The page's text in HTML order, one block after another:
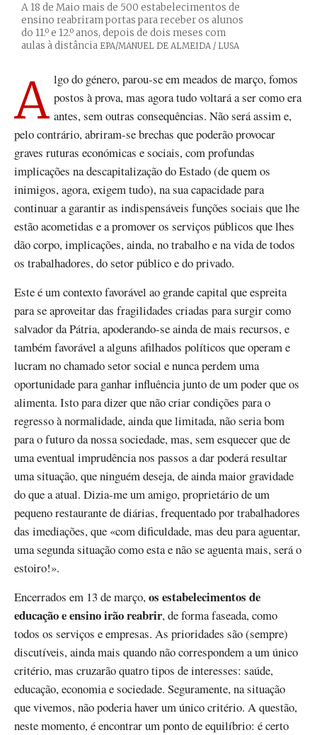
A 18 de Maio mais de 500 estabelecimentos de
ensino reabriram portas para receber os alunos
do 11.º e 12.º anos, depois de dois meses com
aulas à distância Créditos
EPA/MANUEL DE ALMEIDA / LUSA
Algo do género, parou-se em meados de março, fomos postos à prova, mas agora tudo voltará a ser como era
antes, sem outras consequências. Não será assim e,
pelo contrário, abriram-se brechas que poderão provocar
graves ruturas económicas e sociais, com profundas
implicações na descapitalização do Estado (de quem os
inimigos, agora, exigem tudo), na sua capacidade para
continuar a garantir as indispensáveis funções sociais que lhe
estão acometidas e a promover os serviços públicos que lhes
dão corpo, implicações, ainda, no trabalho e na vida de todos
os trabalhadores, do setor público e do privado.
Este é um contexto favorável ao grande capital que espreita
para se aproveitar das fragilidades criadas para surgir como
salvador da Pátria, apoderando-se ainda de mais recursos, e
também favorável a alguns afilhados políticos que operam e
lucram no chamado setor social e nunca perdem uma
oportunidade para ganhar influência junto de um poder que os
alimenta. Isto para dizer que não criar condições para o
regresso à normalidade, ainda que limitada, não seria bom
para o futuro da nossa sociedade, mas, sem esquecer que de
uma eventual imprudência nos passos a dar poderá resultar
uma situação, que ninguém deseja, de ainda maior gravidade
do que a atual. Dizia-me um amigo, proprietário de um
pequeno restaurante de diárias, frequentado por trabalhadores
das imediações, que «com dificuldade, mas deu para aguentar,
uma segunda situação como esta e não se aguenta mais, será o
estoiro!».
Encerrados em 13 de março,os estabelecimentos de
educação e ensino irão reabrir, de forma faseada, como
todos os serviços e empresas. As prioridades são (sempre)
discutíveis, ainda mais quando não correspondem a um único
critério, mas cruzarão quatro tipos de interesses: saúde,
educação, economia e sociedade. Seguramente, na situação
que vivemos, não poderia haver um único critério. A questão,
neste momento, é encontrar um ponto de equilíbrio: é certo